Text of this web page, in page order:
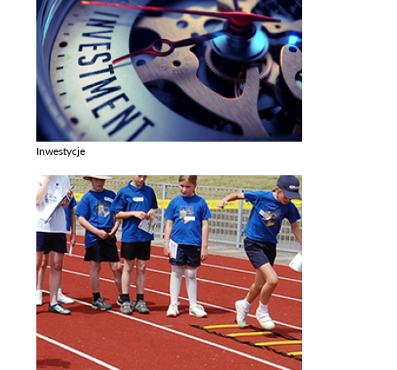
Inwestycje